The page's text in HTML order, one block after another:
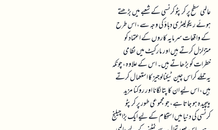
عالمی سطح پر کرپٹو کرنسی کے شعبے میں بڑھتے
ہوئے ریگولیٹری دباؤ کی وجہ سے، اس طرح
کے واقعات سرمایہ کاروں کے اعتماد کو
متزلزل کرتے ہیں اور مارکیٹ میں نظامی
خطرات کو بڑھاتے ہیں۔ اس کے علاوہ، چونکہ
یہ حملے کراس چین ٹیکنالوجیز کا استعمال کرتے
ہیں، اس لیے ان کا پتا لگانا اور روکنا مزید
پیچیدہ ہو جاتا ہے، جو مجموعی طور پر کرپٹو
کرنسی کی دنیا میں استحکام کے لیے ایک بڑا چیلنج